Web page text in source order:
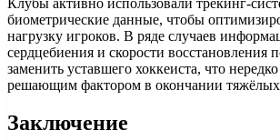
биометрические данные, чтобы
нагрузку игроков. В ряде случаев
сердцебиения и скорости восстановления
заменить уставшего хоккеиста, что
решающим фактором в окончании тяжёлых
Заключение